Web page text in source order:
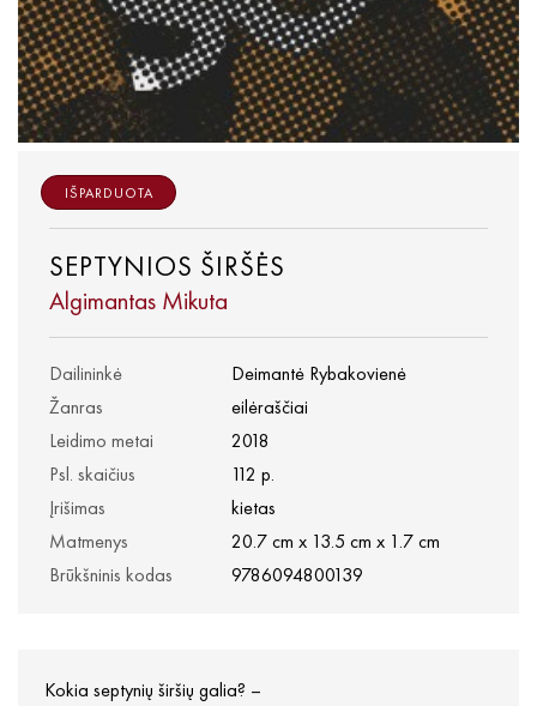
SEPTYNIOS ŠIRŠĖS
Algimantas Mikuta
Dailininkė
Deimantė Rybakovienė
Žanras
eilėraščiai
Leidimo metai
2018
Psl. skaičius
112 p.
Įrišimas
kietas
Matmenys
20.7 cm x 13.5 cm x 1.7 cm
Brūkšninis kodas
9786094800139
IŠPARDUOTA
Kokia septynių širšių galia? –